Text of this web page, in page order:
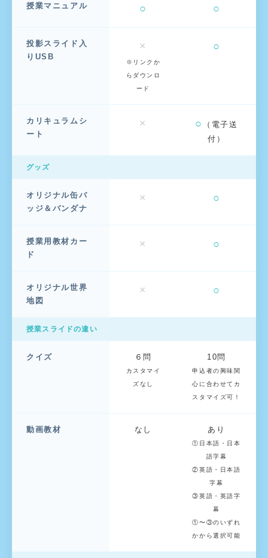
授業マニュアル ○ ○
投影スライド入
りUSB
×
※リンクか
らダウンロ
ード
○
カリキュラムシ
ート
× ○
（電子送
付）
グッズ
オリジナル缶バ
ッジ＆バンダナ
× ○
授業用教材カー
ド
× ○
オリジナル世界
地図
× ○
授業スライドの違い
クイズ ６問
カスタマイ
ズなし
10問
申込者の興味関
心に合わせてカ
スタマイズ可！
動画教材 なし あり
①日本語・日本
語字幕
②英語・日本語
字幕
③英語・英語字
幕
①〜③のいずれ
かから選択可能